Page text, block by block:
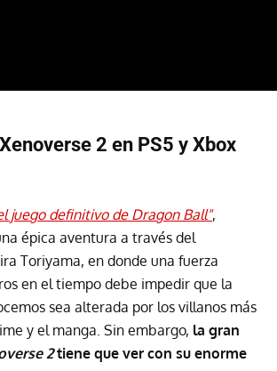
2 en PS5 y Xbox
juego definitivo de Dragon Ball",
épica aventura a través del
Toriyama, en donde una fuerza
en el tiempo debe impedir que la
sea alterada por los villanos más
y el manga. Sin embargo, la gran
2tiene que ver con su enorme